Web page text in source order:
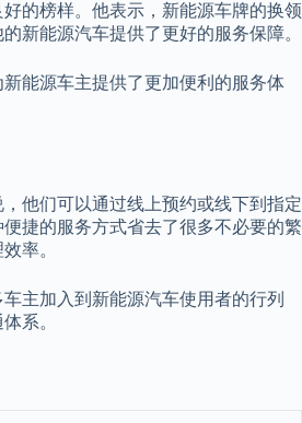
的榜样。他表示，新能源车牌的换领
新能源汽车提供了更好的服务保障。
能源车主提供了更加便利的服务体
他们可以通过线上预约或线下到指定
捷的服务方式省去了很多不必要的繁
率。
主加入到新能源汽车使用者的行列
系。